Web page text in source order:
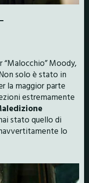
Moody,
solo è stato in
la maggior parte
estremamente
stato quello di
lo